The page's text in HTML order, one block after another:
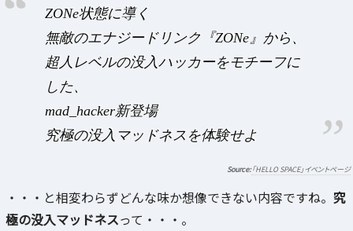
ZONe状態に導く
無敵のエナジードリンク『ZONe』から、
超人レベルの没入ハッカーをモチーフに
した、
mad_hacker新登場
究極の没入マッドネスを体験せよ
「HELLO SPACE」イベントページ
・・・と相変わらずどんな味か想像できない内容ですね。 究
極の没入マッドネスって・・・。